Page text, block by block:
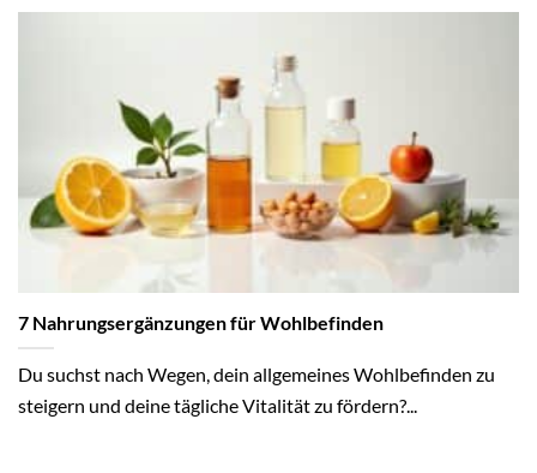
7 Nahrungsergänzungen für Wohlbefinden
Du suchst nach Wegen, dein allgemeines Wohlbefinden zu
steigern und deine tägliche Vitalität zu fördern?...